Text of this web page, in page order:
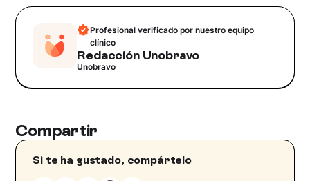
Profesional verificado por nuestro equipo
clínico
Redacción Unobravo
Unobravo
Compartir
Si te ha gustado, compártelo